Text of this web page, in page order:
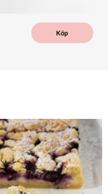
Köp